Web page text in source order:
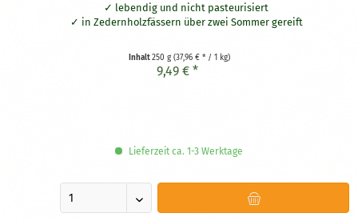
lebendig und nicht pasteurisiert
in Zedernholzfässern über zwei Sommer gereift
Inhalt250 g (37,96 € * / 1 kg)
9,49 € *
Lieferzeit ca. 1-3 Werktage